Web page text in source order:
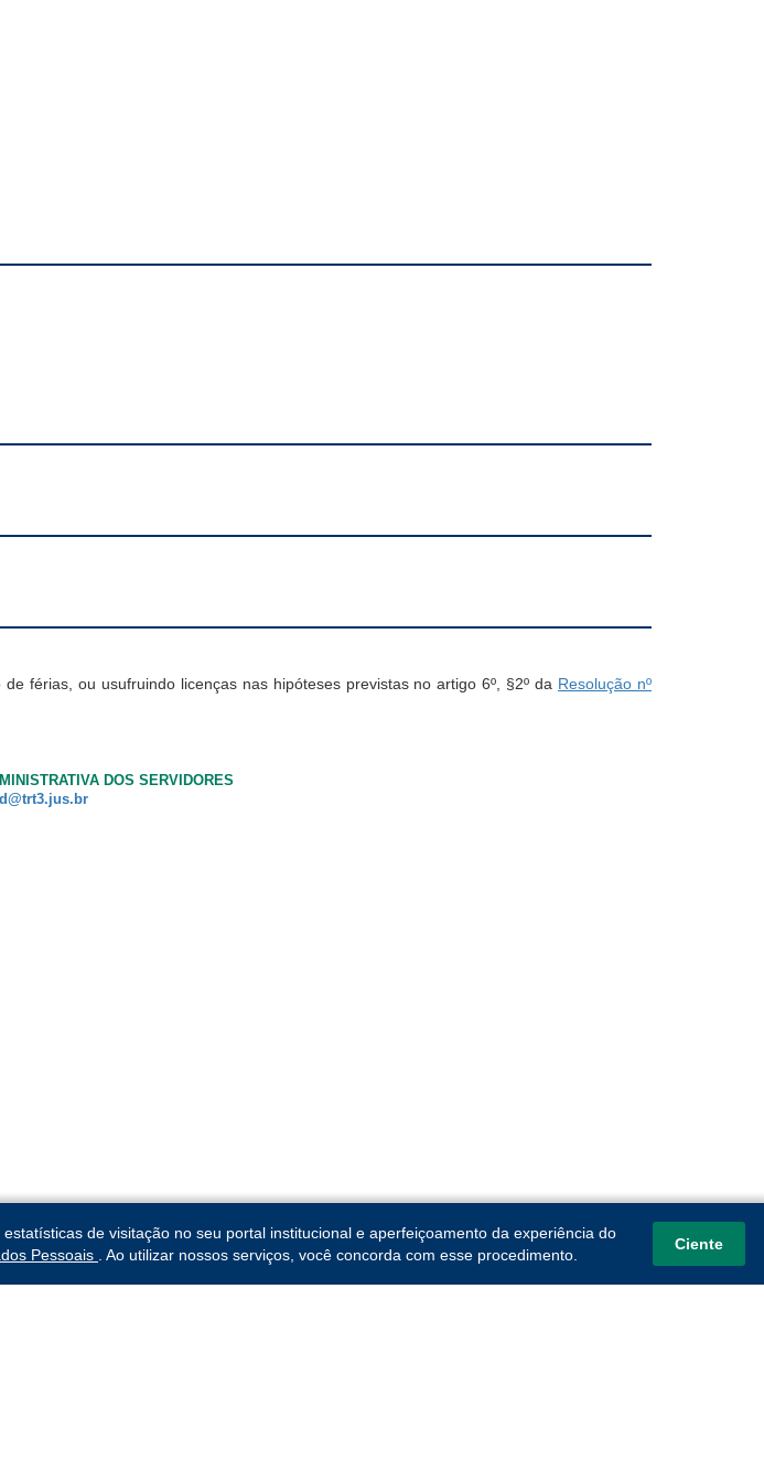
férias, ou usufruindo licenças nas hipóteses previstas no artigo 6º, §2º da Resolução nº
DOS SERVIDORES
de visitação no seu portal institucional e aperfeiçoamento da experiência do
Pessoais . Ao utilizar nossos serviços, você concorda com esse procedimento.
Ciente